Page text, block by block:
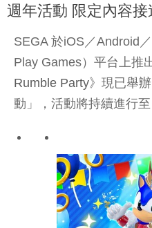
週年活動 限定內容接
SEGA 於iOS／Android
Play Games）平台上推
Rumble Party》現已舉
動」，活動將持續進行